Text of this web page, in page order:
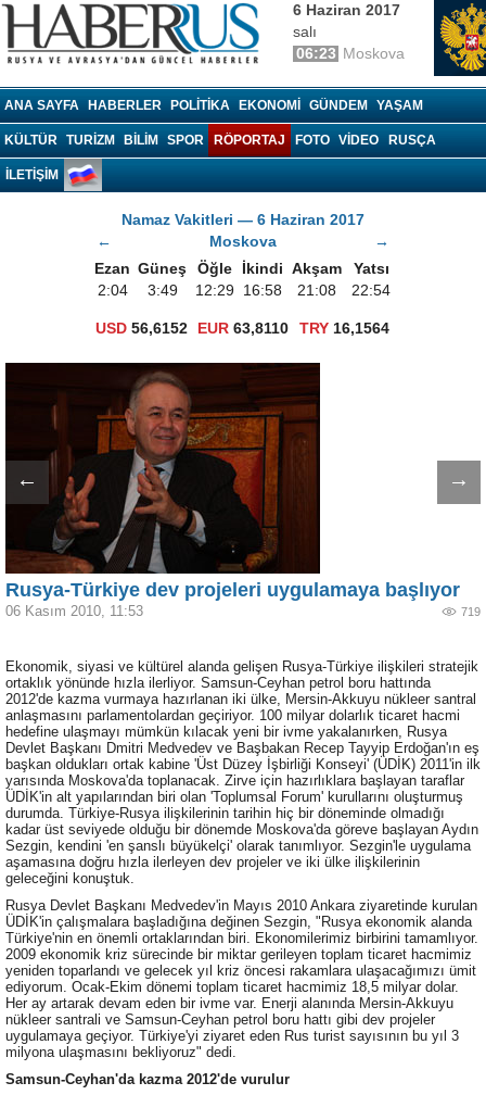
6 Haziran 2017
salı
06:23 Moskova
ANA SAYFA HABERLER POLITIKA EKONOMI GÜNDEM YAŞAM
KÜLTÜR TURIZM BILIM SPOR RÖPORTAJ FOTO VIDEO RUSÇA
İLETİŞİM
Namaz Vakitleri — 6 Haziran 2017
←
Moskova
→
Ezan Güneş Öğle İkindi Akşam
Yatsı
2:04
3:49 12:29 16:58 21:08 22:54
USD 56,6152 EUR63,8110 TRY16,1564
← →
Rusya-Türkiye dev projeleri uygulamaya başlıyor
06 Kasım 2010, 11:53 719
Ekonomik, siyasi ve kültürel alanda gelişen Rusya-Türkiye ilişkileri stratejik
ortaklık yönünde hızla ilerliyor. Samsun-Ceyhan petrol boru hattında
2012'de kazma vurmaya hazırlanan iki ülke, Mersin-Akkuyu nükleer santral
anlaşmasını parlamentolardan geçiriyor. 100 milyar dolarlık ticaret hacmi
hedefine ulaşmayı mümkün kılacak yeni bir ivme yakalanırken, Rusya
Devlet Başkanı Dmitri Medvedev ve Başbakan Recep Tayyip Erdoğan'ın eş
başkan oldukları ortak kabine 'Üst Düzey İşbirliği Konseyi' (ÜDİK) 2011'in ilk
yarısında Moskova'da toplanacak. Zirve için hazırlıklara başlayan taraflar
ÜDİK'in alt yapılarından biri olan 'Toplumsal Forum' kurullarını oluşturmuş
durumda. Türkiye-Rusya ilişkilerinin tarihin hiç bir döneminde olmadığı
kadar üst seviyede olduğu bir dönemde Moskova'da göreve başlayan Aydın
Sezgin, kendini 'en şanslı büyükelçi' olarak tanımlıyor. Sezgin'le uygulama
aşamasına doğru hızla ilerleyen dev projeler ve iki ülke ilişkilerinin
geleceğini konuştuk.
Rusya Devlet Başkanı Medvedev'in Mayıs 2010 Ankara ziyaretinde kurulan
ÜDİK'in çalışmalara başladığına değinen Sezgin, "Rusya ekonomik alanda
Türkiye'nin en önemli ortaklarından biri. Ekonomilerimiz birbirini tamamlıyor.
2009 ekonomik kriz sürecinde bir miktar gerileyen toplam ticaret hacmimiz
yeniden toparlandı ve gelecek yıl kriz öncesi rakamlara ulaşacağımızı ümit
ediyorum. Ocak-Ekim dönemi toplam ticaret hacmimiz 18,5 milyar dolar.
Her ay artarak devam eden bir ivme var. Enerji alanında Mersin-Akkuyu
nükleer santrali ve Samsun-Ceyhan petrol boru hattı gibi dev projeler
uygulamaya geçiyor. Türkiye'yi ziyaret eden Rus turist sayısının bu yıl 3
milyona ulaşmasını bekliyoruz" dedi.
Samsun-Ceyhan'da kazma 2012'de vurulur